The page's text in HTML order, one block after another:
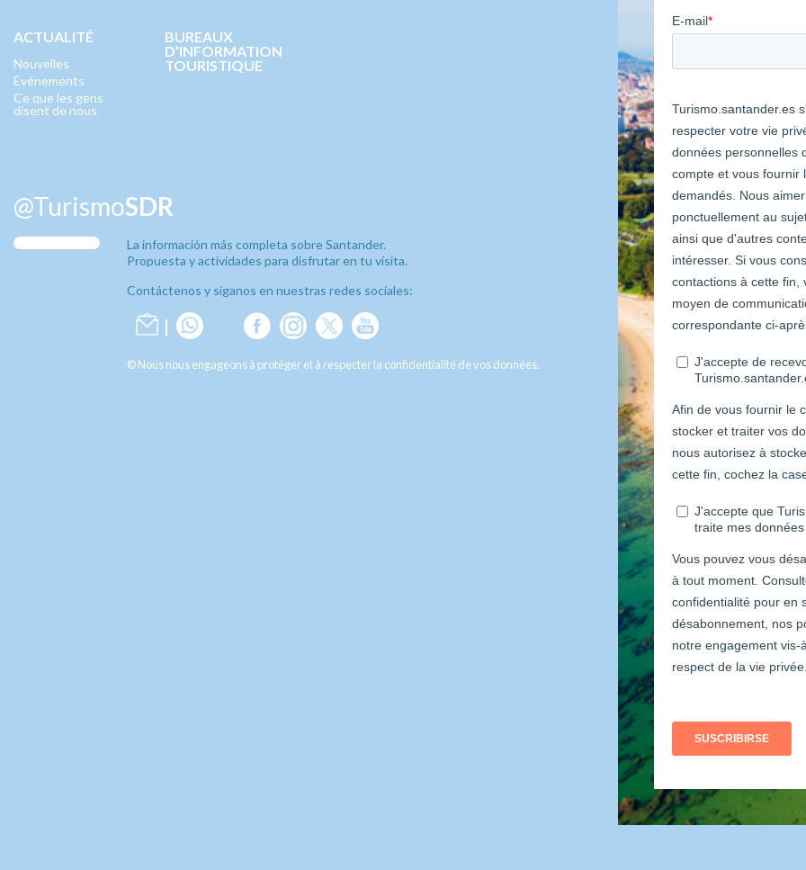
ACTUALITÉ
Nouvelles
Événements
Ce que les gens
disent de nous
BUREAUX
D’INFORMATION
TOURISTIQUE
@TurismoSDR
La información más completa sobre Santander.
Propuesta y actividades para disfrutar en tu visita.
Contáctenos y síganos en nuestras redes sociales:
© Nous nous engageons à protéger et à respecter la confidentialité de vos données.